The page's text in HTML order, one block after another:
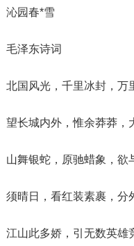
沁园春*雪
毛泽东诗词
北国风光，千里冰封，万
望长城内外，惟余莽莽，
山舞银蛇，原驰蜡象，欲
须晴日，看红装素裹，分
江山此多娇，引无数英雄